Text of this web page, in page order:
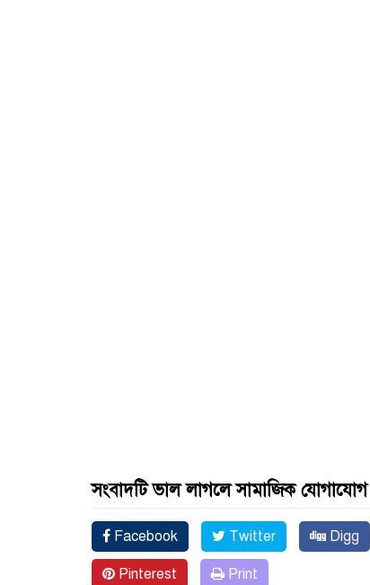
সংবাদটি ভাল লাগলে সামাজিক
Facebook Twitter Digg
Pinterest Print